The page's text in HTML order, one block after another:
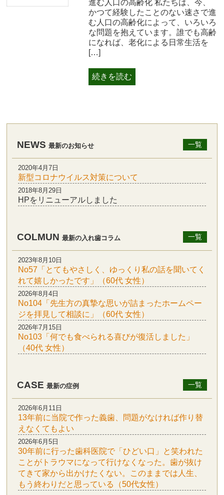
進む人口の高齢化 私たちは、今、
かつて経験したことのない速さで進
む人口の高齢化によって、いろいろ
な問題を抱えています。誰でも高齢
になれば、老化による日常生活を
[…]
続きを読む
NEWS 最新のお知らせ 一覧
2020年4月7日
新型コロナウイルス対策について
2018年8月29日
HPをリニューアルしました
COLMUN 最新の入れ歯コラム 一覧
2023年8月10日
No57「とてもやさしく、ゆっくり私の話を聞いてく
れて嬉しかったです」（60代 女性）
2026年8月4日
No104「先生方の真摯な思いが詰まったホームペー
ジを拝見して相談に」（60代 女性）
2026年7月15日
No103「何でも食べられる喜びが復活しました」
（40代 女性）
CASE 最新の症例 一覧
2026年6月11日
13年前に当院で作った義歯、問題がなければ作り替
えなくてもよい
2026年6月5日
30年前に行った歯科医院で「ひどい口」と笑われた
ことがトラウマになって行けなくなった。歯が抜け
てきて家から出かけたくない。このままでは人生、
もう終わりだと思っている（50代女性）